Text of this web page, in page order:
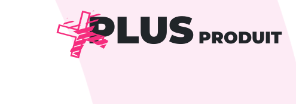
PLUS PRODUIT